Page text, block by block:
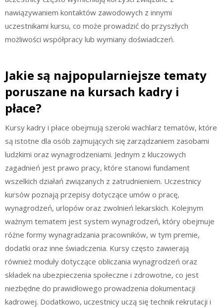
nawiązywaniem kontaktów zawodowych z innymi
uczestnikami kursu, co może prowadzić do przyszłych
możliwości współpracy lub wymiany doświadczeń.
Jakie są najpopularniejsze tematy
poruszane na kursach kadry i
płace?
Kursy kadry i płace obejmują szeroki wachlarz tematów, które
są istotne dla osób zajmujących się zarządzaniem zasobami
ludzkimi oraz wynagrodzeniami. Jednym z kluczowych
zagadnień jest prawo pracy, które stanowi fundament
wszelkich działań związanych z zatrudnieniem. Uczestnicy
kursów poznają przepisy dotyczące umów o pracę,
wynagrodzeń, urlopów oraz zwolnień lekarskich. Kolejnym
ważnym tematem jest system wynagrodzeń, który obejmuje
różne formy wynagradzania pracowników, w tym premie,
dodatki oraz inne świadczenia. Kursy często zawierają
również moduły dotyczące obliczania wynagrodzeń oraz
składek na ubezpieczenia społeczne i zdrowotne, co jest
niezbędne do prawidłowego prowadzenia dokumentacji
kadrowej. Dodatkowo, uczestnicy uczą się technik rekrutacji i